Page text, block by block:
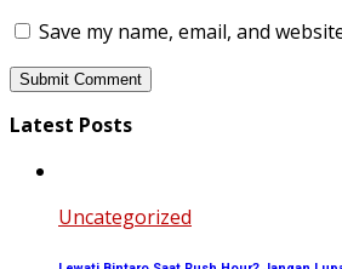
Save my name, email, and
Latest Posts
Uncategorized